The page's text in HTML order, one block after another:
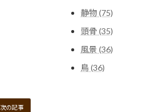
次の記事
静物 (75)
頭骨 (35)
風景 (36)
鳥 (36)